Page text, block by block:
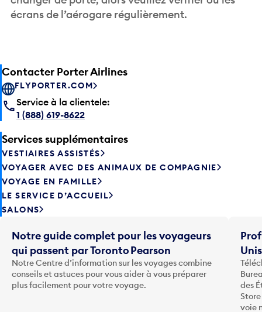
écrans de l’aérogare régulièrement.
Contacter Porter Airlines
FLYPORTER.COM
Service à la clientele:
1 (888) 619-8622
Services supplémentaires
VESTIAIRES ASSISTÉS
VOYAGER AVEC DES ANIMAUX DE COMPAGNIE
VOYAGE EN FAMILLE
LE SERVICE D’ACCUEIL
SALONS
Notre guide complet pour les voyageurs
qui passent par Toronto Pearson
Notre Centre d’information sur les voyages combine
conseils et astuces pour vous aider à vous préparer
plus facilement pour votre voyage.
des
voie